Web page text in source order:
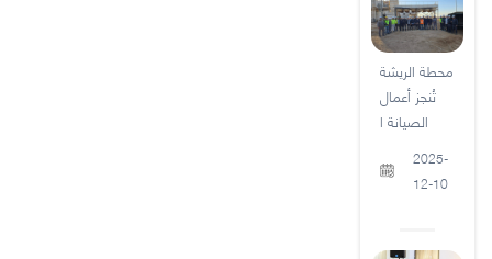
محطة الريشة
تُنجز أعمال
الصيانة ا
2025-
12-10